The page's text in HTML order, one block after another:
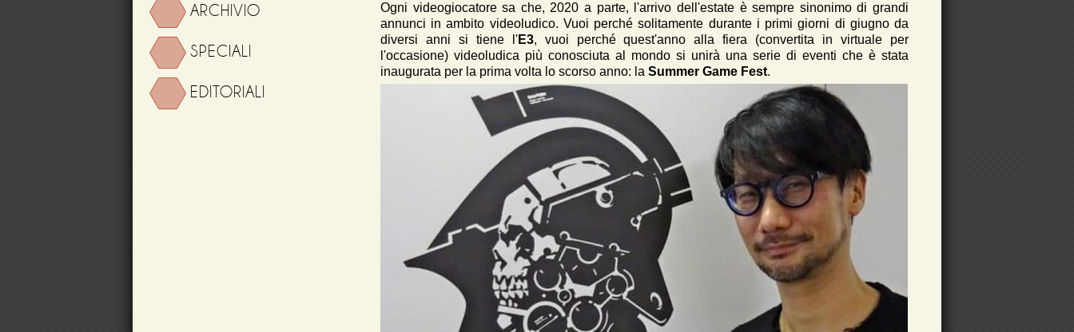
ARCHIVIO
SPECIALI
EDITORIALI
Ogni videogiocatore sa che, 2020 a parte, l'arrivo dell'estate è sempre sinonimo di grandi
annunci in ambito videoludico. Vuoi perché solitamente durante i primi giorni di giugno da
diversi anni si tiene l'E3, vuoi perché quest'anno alla fiera (convertita in virtuale per
l'occasione) videoludica più conosciuta al mondo si unirà una serie di eventi che è stata
inaugurata per la prima volta lo scorso anno: la Summer Game Fest.